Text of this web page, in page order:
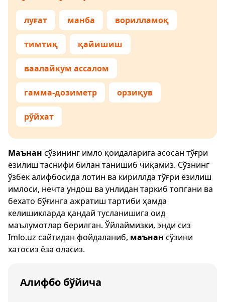
луғат манба ворилламоқ
тимтиқ қайишиш
ваалайкум ассалом
гамма-дозиметр орзиқув
рўйхат
Маънан сўзининг имло қоидаларига асосан тўғри
ёзилиш таснифи билан танишиб чиқамиз. Сўзнинг
ўзбек алифбосида лотин ва кириллда тўғри ёзилиш
имлоси, нечта ундош ва унлидан таркиб топгани ва
бехато бўғинга ажратиш тартиби ҳамда
келишикларда қандай тусланишига оид
маълумотлар берилган. Ўйлаймизки, энди сиз
Imlo.uz сайтидан фойдаланиб, маънан сўзини
хатосиз ёза оласиз.
Алифбо бўйича